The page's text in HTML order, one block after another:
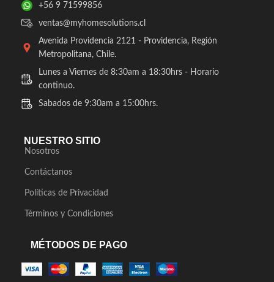
+56 9 71599856
ventas@myhomesolutions.cl
Avenida Providencia 2121 - Providencia, Región
Metropolitana, Chile.
Lunes a Viernes de 8:30am a 18:30hrs - Horario
continuo.
Sabados de 9:30am a 15:00hrs.
NUESTRO SITIO
Nosotros
Contáctanos
Políticas de Privacidad
Términos y Condiciones
MÉTODOS DE PAGO